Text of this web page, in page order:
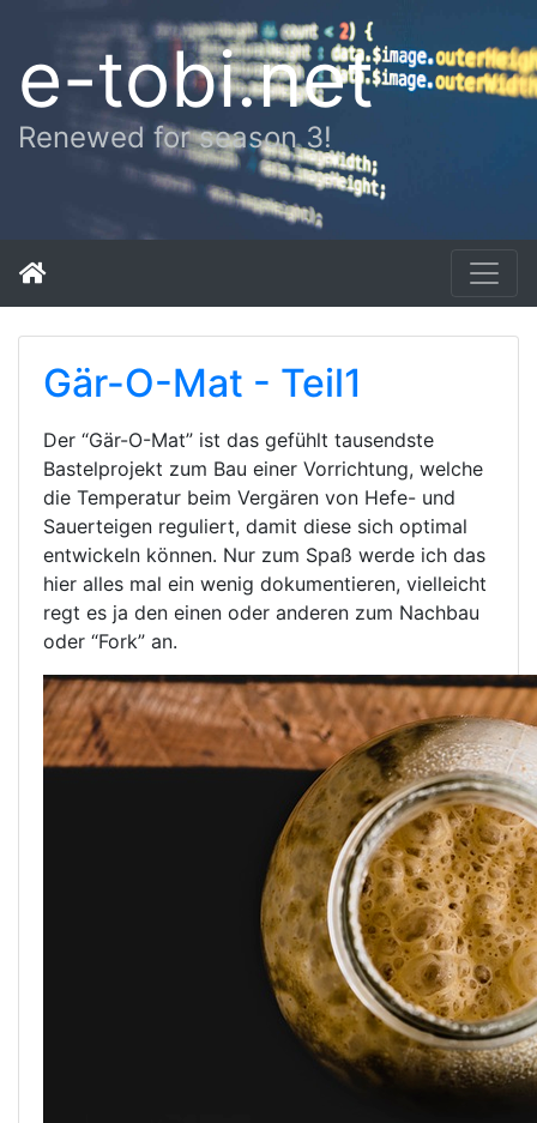
e-tobi.net
Renewed for season 3!
Gär-O-Mat - Teil1
Der “Gär-O-Mat” ist das gefühlt tausendste
Bastelprojekt zum Bau einer Vorrichtung, welche
die Temperatur beim Vergären von Hefe- und
Sauerteigen reguliert, damit diese sich optimal
entwickeln können. Nur zum Spaß werde ich das
hier alles mal ein wenig dokumentieren, vielleicht
regt es ja den einen oder anderen zum Nachbau
oder “Fork” an.